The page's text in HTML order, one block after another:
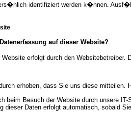
identifiziert werden k�nnen.
auf dieser Website?
erfolgt durch den
erhoben, dass Sie uns diese
beim Besuch der Website durch unsere
dieser Daten erfolgt automatisch, sobald